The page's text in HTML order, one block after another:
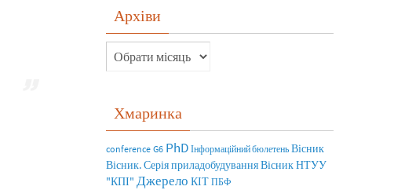
Архіви
Хмаринка
conference G6 PhD Інформаційний бюлетень Вісник
Вісник. Серія приладобудуванняВісник НТУУ
"КПІ" Джерело КІТ ПБФ